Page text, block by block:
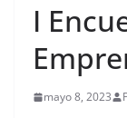
I
mayo 8, 2023